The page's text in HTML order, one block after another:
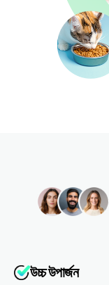
উচ্চ উপাৰ্জন